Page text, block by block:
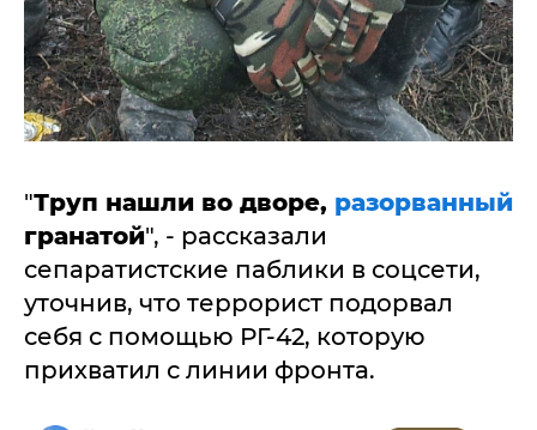
"Труп нашли во дворе, разорванный
гранатой", - рассказали
сепаратистские паблики в соцсети,
уточнив, что террорист подорвал
себя с помощью РГ-42, которую
прихватил с линии фронта.